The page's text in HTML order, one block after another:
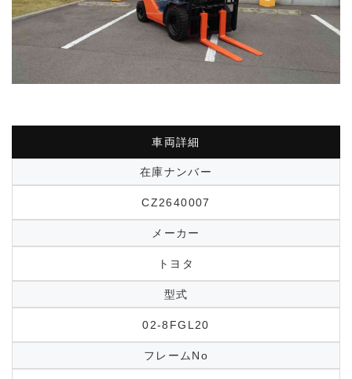
車両詳細
在庫ナンバー
CZ2640007
メーカー
トヨタ
型式
02-8FGL20
フレームNo